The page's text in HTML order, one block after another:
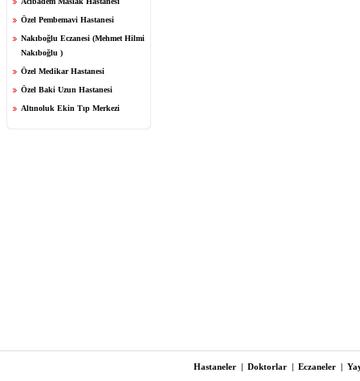
Özel Pembemavi Hastanesi
Nakıboğlu Eczanesi (Mehmet Hilmi
Nakıboğlu )
Özel Medikar Hastanesi
Özel Baki Uzun Hastanesi
Altınoluk Ekin Tıp Merkezi
Hastaneler | Doktorlar | Eczaneler |